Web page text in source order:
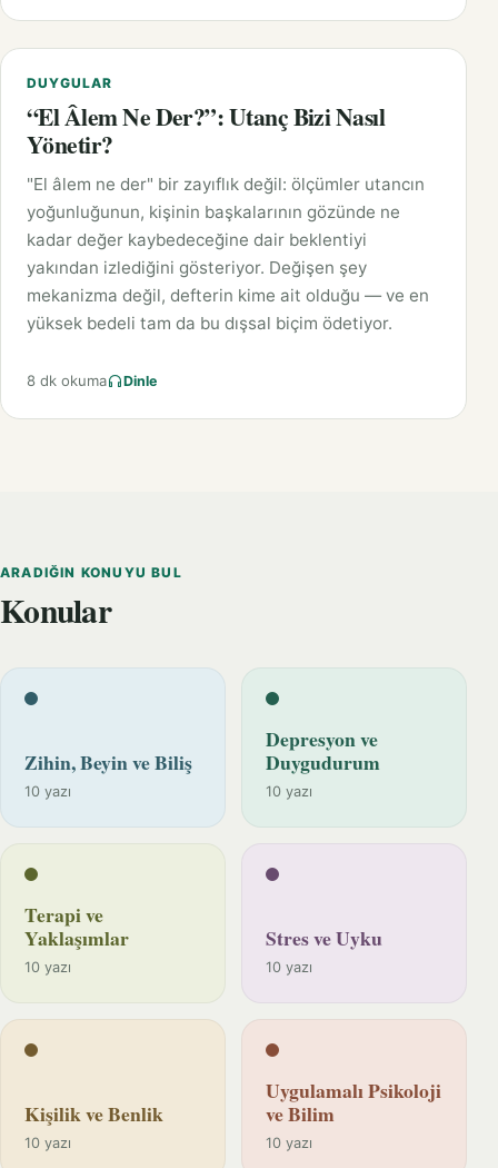
DUYGULAR
“El Âlem Ne Der?”: Utanç Bizi Nasıl
Yönetir?
"El âlem ne der" bir zayıflık değil: ölçümler utancın
yoğunluğunun, kişinin başkalarının gözünde ne
kadar değer kaybedeceğine dair beklentiyi
yakından izlediğini gösteriyor. Değişen şey
mekanizma değil, defterin kime ait olduğu — ve en
yüksek bedeli tam da bu dışsal biçim ödetiyor.
8 dk okuma Dinle
ARADIĞIN KONUYU BUL
Konular
Zihin, Beyin ve Biliş
10 yazı
Depresyon ve
Duygudurum
10 yazı
Terapi ve
Yaklaşımlar
10 yazı
Stres ve Uyku
10 yazı
Kişilik ve Benlik
10 yazı
Uygulamalı Psikoloji
ve Bilim
10 yazı